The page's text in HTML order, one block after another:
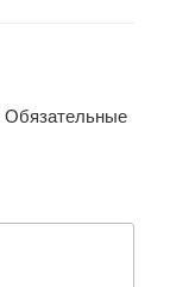
Обязательные